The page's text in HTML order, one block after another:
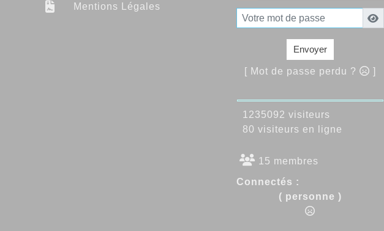
Mentions Légales
Envoyer
[ Mot de passe perdu ? ]
1235092 visiteurs
80 visiteurs en ligne
15 membres
Connectés :
( personne )